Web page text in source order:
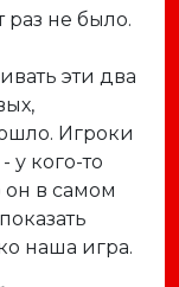
раз не было.
эти два
Игроки
у кого-то
он в самом
наша игра.